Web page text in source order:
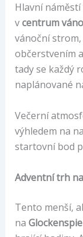
Hlavní
vcentrum
vánoční
občerstvením a
tady se každý
naplánované
Večerní
výhledem na
startovní bod
Adventní trh
Tento menší,
na